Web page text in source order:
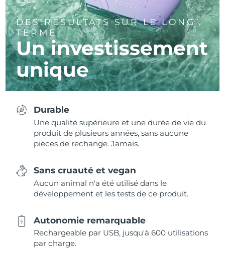
DES RÉSULTATS SUR LE LONG
TERME
Un investissement
unique
Durable
Une qualité supérieure et une durée de vie du
produit de plusieurs années, sans aucune
pièces de rechange. Jamais.
Sans cruauté et vegan
Aucun animal n'a été utilisé dans le
développement et les tests de ce produit.
Autonomie remarquable
Rechargeable par USB, jusqu'à 600 utilisations
par charge.